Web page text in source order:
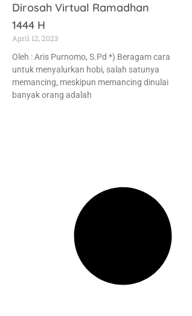
Dirosah Virtual Ramadhan
1444 H
April 12, 2023
Oleh : Aris Purnomo, S.Pd *) Beragam cara
untuk menyalurkan hobi, salah satunya
memancing, meskipun memancing dinulai
banyak orang adalah